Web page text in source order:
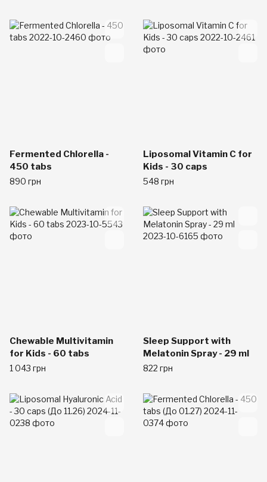
Fermented Chlorella -
450 tabs
890 грн
Liposomal Vitamin C for
Kids - 30 caps
548 грн
Chewable Multivitamin
for Kids - 60 tabs
1 043 грн
Sleep Support with
Melatonin Spray - 29 ml
822 грн